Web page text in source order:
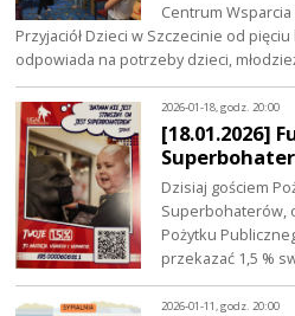
Centrum
Przyjaciół Dzieci w Szczecinie od
odpowiada na potrzeby dzieci,
2026-01-18, godz. 20:00
[18.01.2026]
Dzisiaj gościem
Superbohaterów,
Pożytku
przekazać 1,5 %
2026-01-11, godz. 20:00